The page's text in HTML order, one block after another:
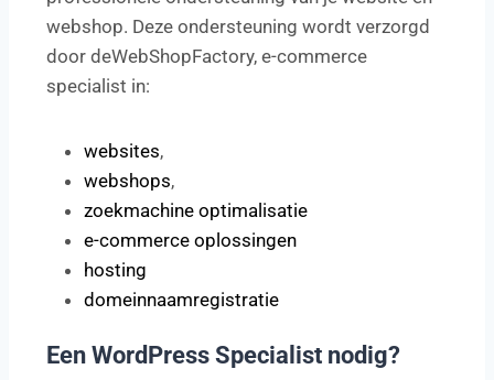
webshop. Deze ondersteuning wordt verzorgd
door deWebShopFactory, e-commerce
specialist in:
websites,
webshops,
zoekmachine optimalisatie
e-commerce oplossingen
hosting
domeinnaamregistratie
Een WordPress Specialist nodig?